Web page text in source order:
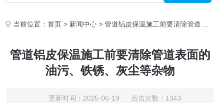
当前位置：首页 > 新闻中心 > 管道铝皮保温施工前要清除管道表面的油污、铁锈、灰尘等杂物
管道铝皮保温施工前要清除管道表面的
油污、铁锈、灰尘等杂物
更新时间：2025-06-19 点击次数：1343